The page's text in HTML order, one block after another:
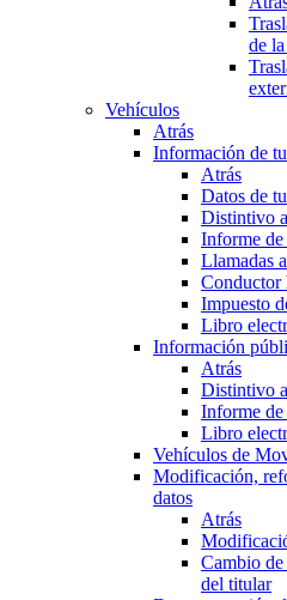
de
Vehículos
Atrás
Información de
Atrás
Datos de
Distintivo
Informe
Llamadas
Conductor
Impuesto
Libro
Información
Atrás
Distintivo
Informe
Libro
Vehículos de
Modificación,
datos
Atrás
Cambio
del titular